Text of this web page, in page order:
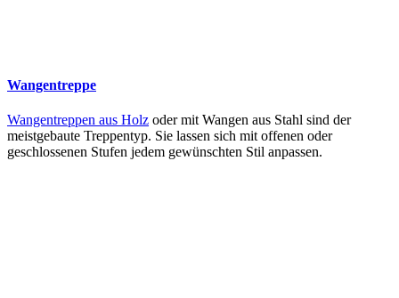
Wangentreppe
Wangentreppen aus Holz oder mit Wangen aus Stahl sind der
meistgebaute Treppentyp. Sie lassen sich mit offenen oder
geschlossenen Stufen jedem gewünschten Stil anpassen.